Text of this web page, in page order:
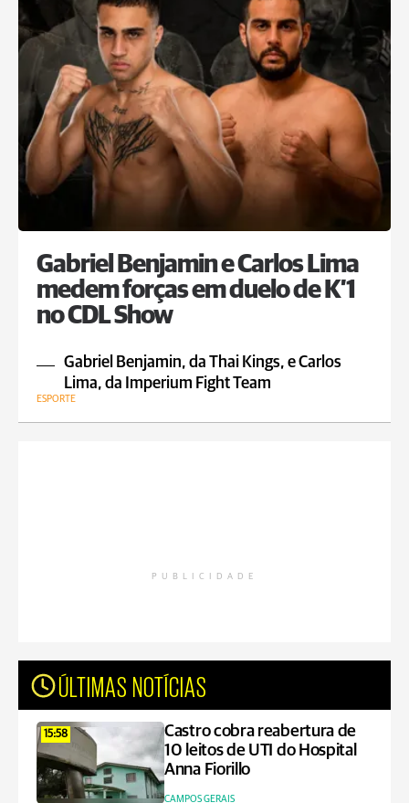
Gabriel Benjamin e Carlos Lima
medem forças em duelo de K’1
no CDL Show
Gabriel Benjamin, da Thai Kings, e Carlos
Lima, da Imperium Fight Team
ESPORTE
PUBLICIDADE
ÚLTIMAS NOTÍCIAS
15:58
Castro cobra reabertura de
10 leitos de UTI do Hospital
Anna Fiorillo
CAMPOS GERAIS